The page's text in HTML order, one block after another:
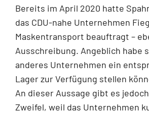
Bereits im April 2020 hatte
das CDU-nahe Unternehmen
Maskentransport beauftragt –
Ausschreibung. Angeblich habe
anderes Unternehmen ein
Lager zur Verfügung stellen
An dieser Aussage gibt es
Zweifel, weil das Unternehmen